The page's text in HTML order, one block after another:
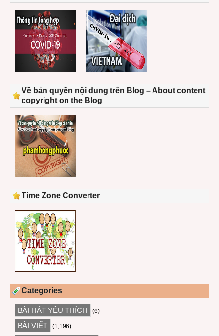
Về bản quyền nội dung trên Blog – About content
copyright on the Blog
Time Zone Converter
Categories
BÀI HÁT YÊU THÍCH (6)
BÀI VIẾT (1,196)